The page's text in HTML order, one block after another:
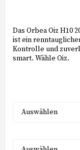
Das Orbea Oiz H10
ist ein
Kontrolle und
smart. Wähle Oiz.